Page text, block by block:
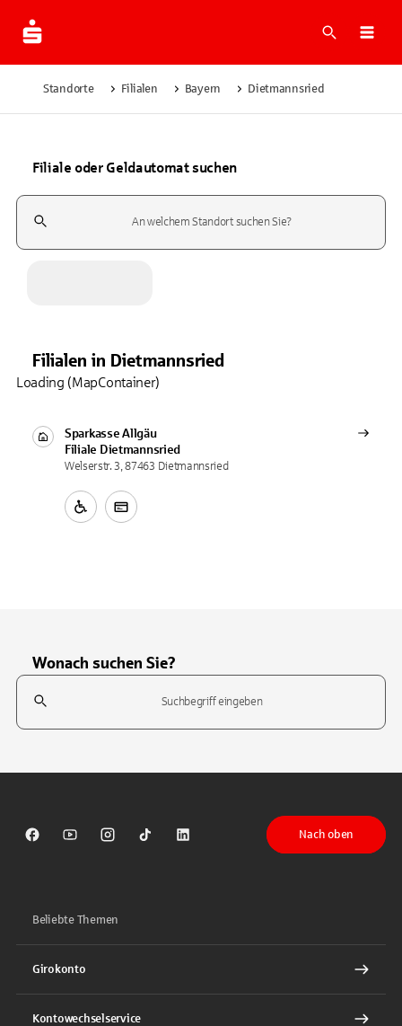
Suche
Standorte Filialen Bayern Dietmannsried
Filiale oder Geldautomat suchen
Suchfeld
Filialen in Dietmannsried
Sparkasse Allgäu
Filiale Dietmannsried
Welserstr. 3, 87463 Dietmannsried
Loading (MapContainer)
Wonach suchen Sie?
Suchfeld
Sparkasse auf Facebook
Sparkasse auf Youtube
Sparkasse auf Instagram
Sparkasse auf TikTok
Sparkasse auf LinkedIn
Nach oben
Beliebte Themen
Girokonto
Kontowechselservice